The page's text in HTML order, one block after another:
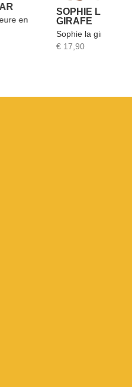
SOPHIE LA
GIRAFE
Sophie la girafe